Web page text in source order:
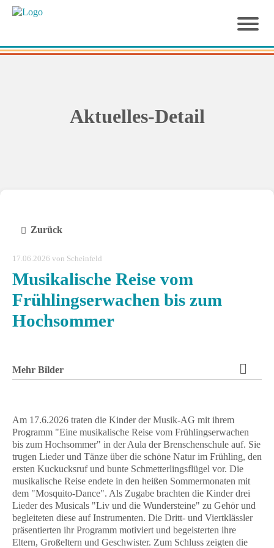
Aktuelles-Detail
Zurück
17.06.2026 von Scheinfeld
Musikalische Reise vom
Frühlingserwachen bis zum
Hochsommer
Mehr Bilder
Am 17.6.2026 traten die Kinder der Musik-AG mit ihrem
Programm "Eine musikalische Reise vom Frühlingserwachen
bis zum Hochsommer" in der Aula der Brenschenschule auf. Sie
trugen Lieder und Tänze über die schöne Natur im Frühling, den
ersten Kuckucksruf und bunte Schmetterlingsflügel vor. Die
musikalische Reise endete in den heißen Sommermonaten mit
dem "Mosquito-Dance". Als Zugabe brachten die Kinder drei
Lieder des Musicals "Liv und die Wundersteine" zu Gehör und
begleiteten diese auf Instrumenten. Die Dritt- und Viertklässler
präsentierten ihr Programm motiviert und begeisterten ihre
Eltern, Großeltern und Geschwister. Zum Schluss zeigten die